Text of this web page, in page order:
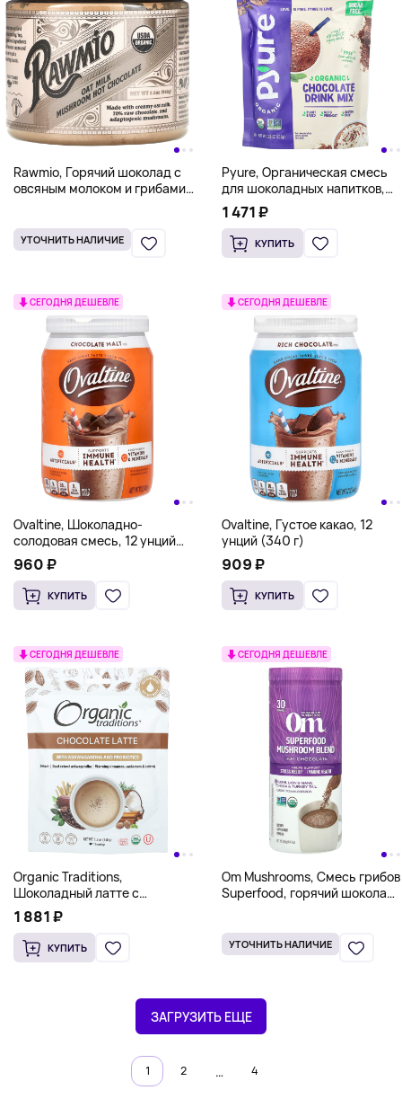
Rawmio, Горячий шоколад с
овсяным молоком и грибами,
УТОЧНИТЬ НАЛИЧИЕ
Pyure, Органическая смесь
для шоколадных напитков,
205 г (7,23 унции)
1 471 ₽
КУПИТЬ
СЕГОДНЯ ДЕШЕВЛЕ
Ovaltine, Шоколадно-
солодовая смесь, 12 унций
(340 г)
960 ₽
КУПИТЬ
СЕГОДНЯ ДЕШЕВЛЕ
Ovaltine, Густое какао, 12
унций (340 г)
909 ₽
КУПИТЬ
СЕГОДНЯ ДЕШЕВЛЕ
Organic Traditions,
Шоколадный латте с
ашвагандой и пробиотиками,
150 г (5,3 унции)
1 881 ₽
КУПИТЬ
СЕГОДНЯ ДЕШЕВЛЕ
Om Mushrooms, Смесь грибов
Superfood, горячий шоколад,
УТОЧНИТЬ НАЛИЧИЕ
ЗАГРУЗИТЬ ЕЩЕ
1 2 … 4